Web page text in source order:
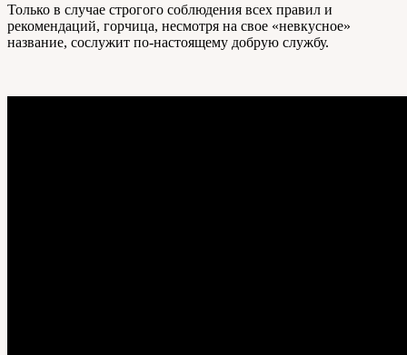
Только в случае строгого соблюдения всех правил и
рекомендаций, горчица, несмотря на свое «невкусное»
название, сослужит по-настоящему добрую службу.